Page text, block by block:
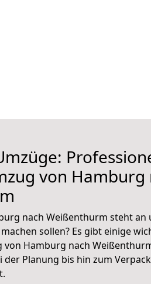
von Hamburg
nach Weißenthurm steht an
sollen? Es gibt einige
von Hamburg nach
der Planung bis hin zum